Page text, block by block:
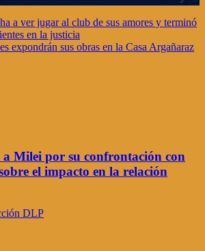
a ver jugar al club de sus amores y terminó
en la justicia
expondrán sus obras en la Casa Argañaraz
Milei por su confrontación con
el impacto en la relación
DLP